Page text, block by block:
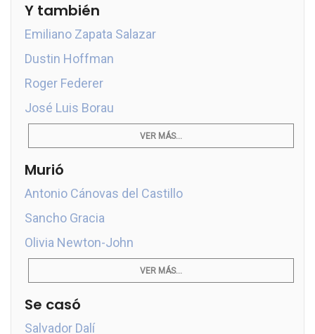
Y también
Emiliano Zapata Salazar
Dustin Hoffman
Roger Federer
José Luis Borau
VER MÁS...
Murió
Antonio Cánovas del Castillo
Sancho Gracia
Olivia Newton-John
VER MÁS...
Se casó
Salvador Dalí